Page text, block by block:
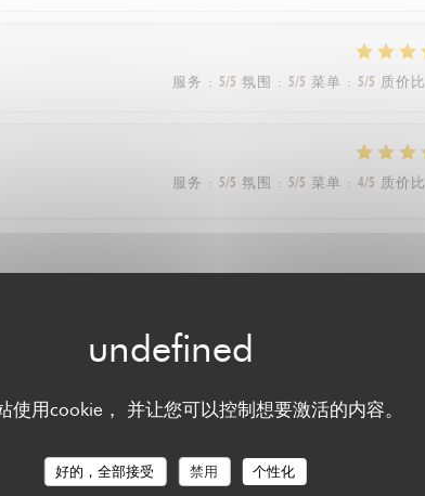
使用cookie， 并让您可以控制想要激活的内容。
好的，全部接受 禁用 个性化
服务 : 5/5 氛围 : 5/5 菜单 : 5/5 质价比
服务 : 5/5 氛围 : 5/5 菜单 : 4/5 质价比
服务 : 5/5 氛围
服务: 5/5 氛围: 5/5